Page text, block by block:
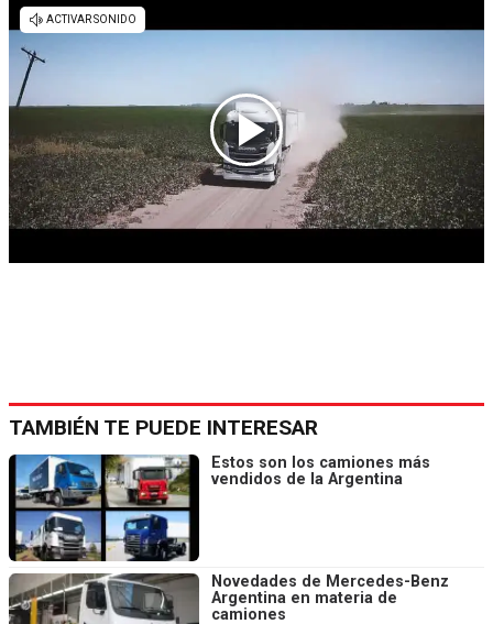
TAMBIÉN TE PUEDE INTERESAR
Estos son los camiones más
vendidos de la Argentina
Novedades de Mercedes-Benz
Argentina en materia de
camiones